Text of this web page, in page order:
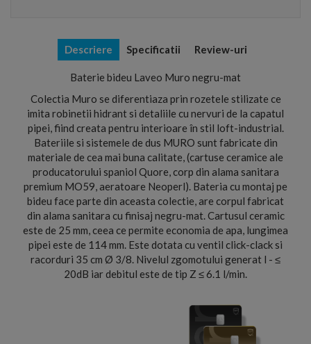
Descriere Specificatii Review-uri
Baterie bideu Laveo Muro negru-mat
Colectia Muro se diferentiaza prin rozetele stilizate ce
imita robinetii hidrant si detaliile cu nervuri de la capatul
pipei, fiind creata pentru interioare în stil loft-industrial.
Bateriile si sistemele de dus MURO sunt fabricate din
materiale de cea mai buna calitate, (cartuse ceramice ale
producatorului spaniol Quore, corp din alama sanitara
premium MO59, aeratoare Neoperl). Bateria cu montaj pe
bideu face parte din aceasta colectie, are corpul fabricat
din alama sanitara cu finisaj negru-mat. Cartusul ceramic
este de 25 mm, ceea ce permite economia de apa, lungimea
pipei este de 114 mm. Este dotata cu ventil click-clack si
racorduri 35 cm Ø 3/8. Nivelul zgomotului generat l - ≤
20dB iar debitul este de tip Z ≤ 6.1 l/min.